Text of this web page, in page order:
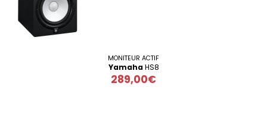
MONITEUR ACTIF
YamahaHS8
289,00€